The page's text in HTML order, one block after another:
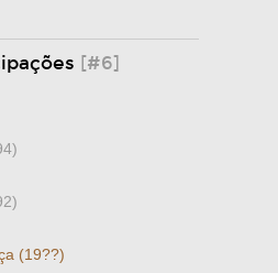
[#6]
(19??)